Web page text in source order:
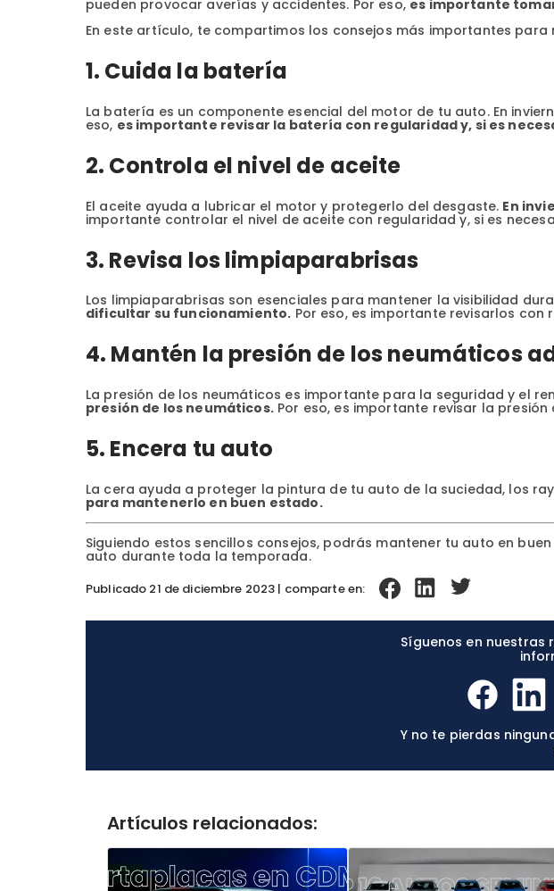
pueden provocar averías y accidentes. Por eso, es importante
En este artículo, te compartimos los consejos más importantes
1. Cuida la batería
La batería es un componente esencial del motor de tu auto. En
eso, es importante revisar la batería con regularidad y, si es
2. Controla el nivel de aceite
El aceite ayuda a lubricar el motor y protegerlo del desgaste. En
importante controlar el nivel de aceite con regularidad y, si es
3. Revisa los limpiaparabrisas
Los limpiaparabrisas son esenciales para mantener la visibilidad
dificultar su funcionamiento. Por eso, es importante revisarlos con
4. Mantén la presión de los neumáticos
La presión de los neumáticos es importante para la seguridad y el
presión de los neumáticos.Por eso, es importante revisar la
5. Encera tu auto
La cera ayuda a proteger la pintura de tu auto de la suciedad, los
para mantenerlo en buen estado.
Siguiendo estos sencillos consejos, podrás mantener tu auto en
auto durante toda la temporada.
Publicado 21 de diciembre 2023 | comparte en:
Síguenos en
Y no te pierdas
Artículos relacionados: